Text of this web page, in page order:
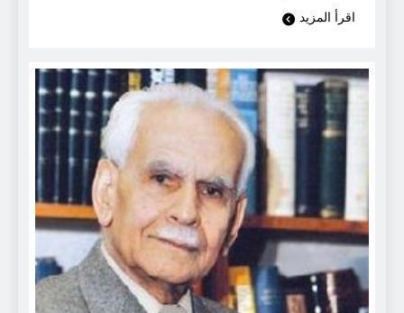
اقرأ المزيد